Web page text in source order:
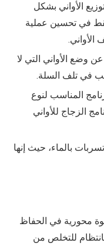
الأواني بشكل
في تحسين عملية
الأواني.
عن وضع الأواني التي لا
في تلف السلة.
المناسب لنوع
الزجاج للأواني
بالماء، حيث إنها
محورية في الحفاظ
للتخلص من